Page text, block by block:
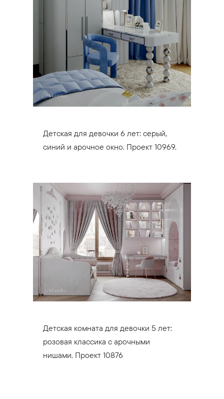
Детская для девочки 6 лет: серый,
синий и арочное окно. Проект 10969.
Детская комната для девочки 5 лет:
розовая классика с арочными
нишами. Проект 10876